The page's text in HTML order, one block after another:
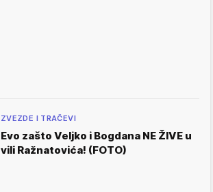
ZVEZDE I TRAČEVI
Evo zašto Veljko i Bogdana NE ŽIVE u
vili Ražnatovića! (FOTO)